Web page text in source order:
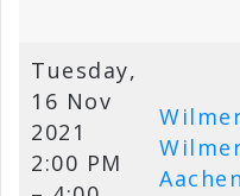
Tuesday,
16 Nov
2021
2:00 PM